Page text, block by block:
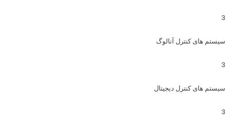
3
سیستم های کنترل آنالوگ
3
سیستم های کنترل دیجیتال
3